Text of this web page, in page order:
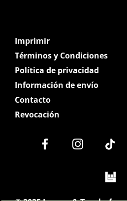
Imprimir
Términos y Condiciones
Política de privacidad
Información de envío
Contacto
Revocación